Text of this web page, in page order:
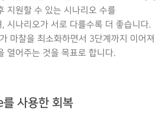
지원할 수 있는 시나리오 수를
시나리오가 서로 다를수록 더 좋습니다.
마찰을 최소화하면서 3단계까지 이어져
열어주는 것을 목표로 합니다.
를 사용한 회복